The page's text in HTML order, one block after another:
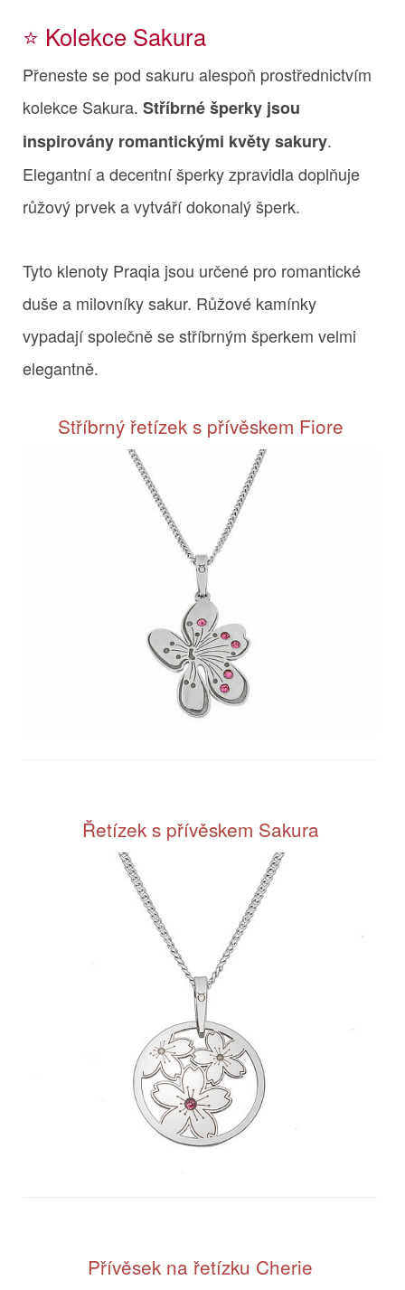
⭐️ Kolekce Sakura
Přeneste se pod sakuru alespoň prostřednictvím
kolekce Sakura. Stříbrné šperky jsou
inspirovány romantickými květy sakury.
Elegantní a decentní šperky zpravidla doplňuje
růžový prvek a vytváří dokonalý šperk.
Tyto klenoty Praqia jsou určené pro romantické
duše a milovníky sakur. Růžové kamínky
vypadají společně se stříbrným šperkem velmi
elegantně.
Stříbrný řetízek s přívěskem Fiore
Řetízek s přívěskem Sakura
Přívěsek na řetízku Cherie